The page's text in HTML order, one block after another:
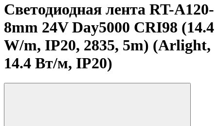
Светодиодная лента RT-A120-
8mm 24V Day5000 CRI98 (14.4
W/m, IP20, 2835, 5m) (Arlight,
14.4 Вт/м, IP20)